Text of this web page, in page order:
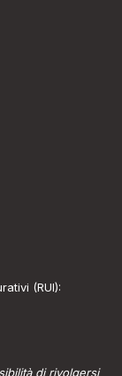
(RUI):
di rivolgersi